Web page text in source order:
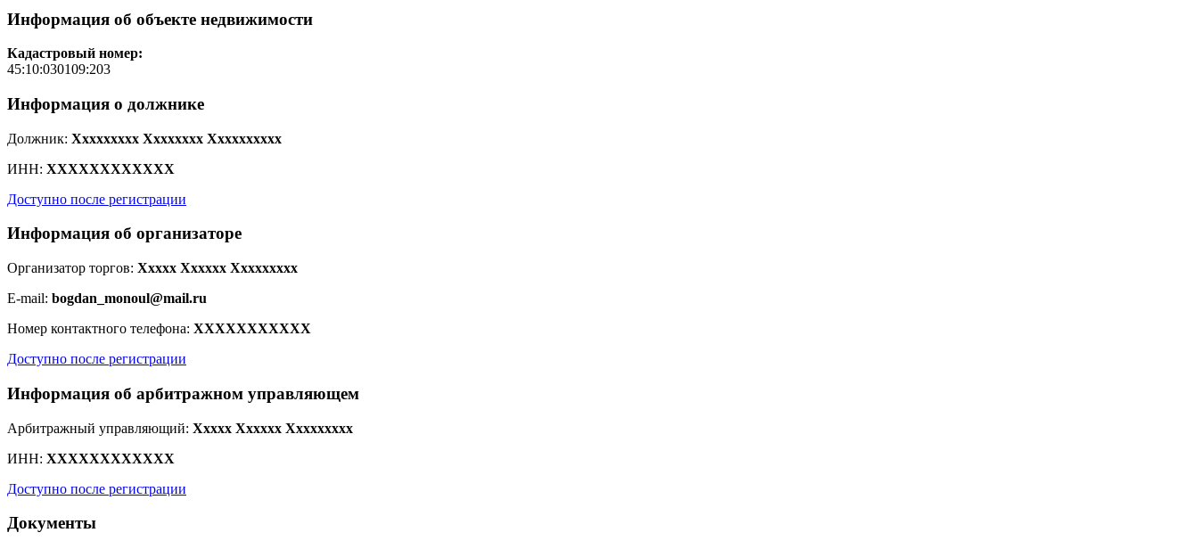
Информация об объекте недвижимости
Кадастровый номер:
45:10:030109:203
Информация о должнике
Должник: Xxxxxxxxx Xxxxxxxx Xxxxxxxxxx
ИНН: XXXXXXXXXXXX
Доступно после регистрации
Информация об организаторе
Организатор торгов: Xxxxx Xxxxxx Xxxxxxxxx
E-mail: bogdan_monoul@mail.ru
Номер контактного телефона: XXXXXXXXXXX
Доступно после регистрации
Информация об арбитражном управляющем
Арбитражный управляющий: Xxxxx Xxxxxx Xxxxxxxxx
ИНН: XXXXXXXXXXXX
Доступно после регистрации
Документы